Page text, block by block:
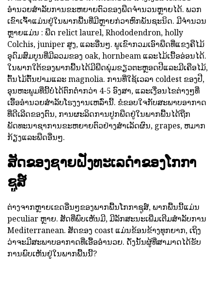
ອໍານວຍສໍາລັບການຂະຫຍາຍຕົວຂອງພືດຈໍານວນຫຼາຍໄດ້. ພວກ
ເຂົາເຈົ້າແມ່ນຢູ່ໃນພາກພື້ນທີ່ມີຫຼາຍກ່ວາຫົກພັນຊະນິດ. ມີຈໍານວນ
ຫຼາຍແມ່ນ : ພືດ relict laurel, Rhododendron, holly
Colchis, juniper ສູງ, ແລະອື່ນໆ. ພູເຂົາກວມເອົາພືດທີ່ແຂງຄືໄມ້
ອຸດົມສົມບູນທີ່ມີລວມຂອງ oak, hornbeam ແລະໄມ້ເນື້ອອ່ອນໄດ້.
ໃນພາກໃຕ້ຂອງພາກພື້ນໄດ້ມີພືດພຸ່ມຂຽວຕະຫຼອດປີແລະມີເຄືອໄມ້,
ຕົ້ນໄມ້ຕົ້ນປາມແລະ magnolia. ການທີ່ໃຊ້ເວລາ coldest ຂອງປີ,
ອຸນຫະພູມທີ່ນີ້ບໍ່ໄດ້ຕົກຕ່ໍາກວ່າ 4-5 ອົງສາ, ແລະເງື່ອນໄຂຕ່າງໆທີ່
ເອື້ອອໍານວຍສໍາລັບໂຮງງານເຫລົ່ານີ້. ຂໍຂອບໃຈກັບສະພາບອາກາດ
ທີ່ດີເລີດຂອງຕົນ, ການຜະລິດການປູກພືດຢູ່ໃນພາກພື້ນໄດ້ຖືກ
ພັດທະນາຊາການຂະຫຍາຍຕົວຢ່າງສໍາເລັດຜົນ, grapes, ຫມາກ
ກ້ຽງແລະພືດອື່ນໆ.
ສັດຂອງຊາຍຝັ່ງທະເລດໍາຂອງໂກກາ
ຊູສ໌
ຕ່າງຈາກຫຼາຍເຂດອື່ນໆຂອງພາກພື້ນໂກກາຊູສ໌, ພາກພື້ນນີ້ແມ່ນ
peculiar ຫຼາຍ. ສັດທີ່ພົບເຫັນມີ, ມີລັກສະນະເພີ່ມເຕີມສໍາລັບການ
Mediterranean. ສັດຂອງ coast ແມ່ນຂ້ອນຂ້າງທຸກຍາກ, ເຖິງ
ວ່າຈະມີສະພາບອາກາດທີ່ເອື້ອອໍານວຍ. ດັ່ງນັ້ນຜູ້ທີ່ສາມາດໄດ້ຮັບ
ການພົບເຫັນຢູ່ໃນພາກພື້ນນີ້?